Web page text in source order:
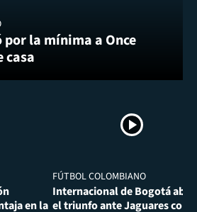
la mínima a Once
casa
en la
FÚTBOL COLOMBIANO
Internacional de Bogotá
el triunfo ante Jaguares con